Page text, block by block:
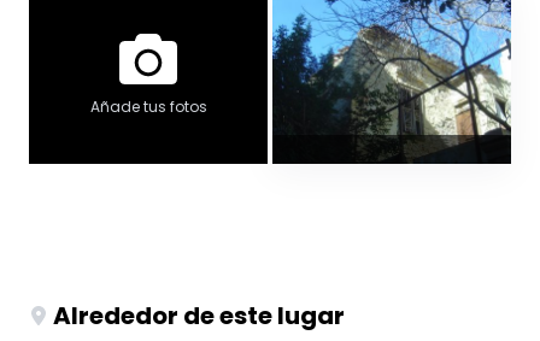
Añade tus fotos
Alrededor de este lugar